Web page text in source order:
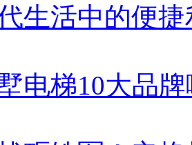
生活中的便
电梯10大品